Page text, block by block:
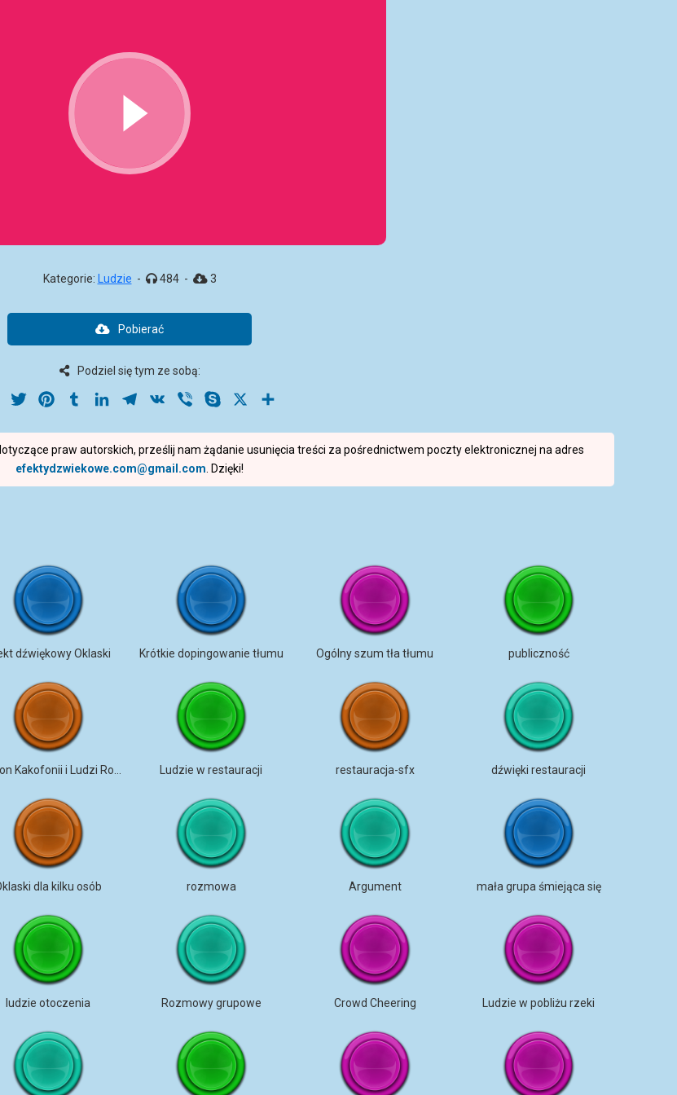
Kategorie: Ludzie - 484 - 3
Pobierać
Podziel się tym ze sobą:
Facebook
Twitter PinterestTumblrLinkedInTelegram
VK Viber Skype
praw autorskich, prześlij nam żądanie usunięcia treści za pośrednictwem poczty elektronicznej na adres
efektydzwiekowe.com@gmail.com . Dzięki!
dźwiękowy Oklaski Krótkie dopingowanie tłumu Ogólny szum tła tłumu publiczność
Ludzie w restauracji restauracja-sfx dźwięki restauracji
dla kilku osób rozmowa Argument mała grupa śmiejąca się
ludzie otoczenia Rozmowy grupowe Crowd Cheering Ludzie w pobliżu rzeki